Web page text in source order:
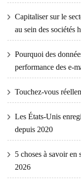
Capitaliser sur le
au sein des sociétés
Pourquoi des
performance des e-
Touchez-vous
Les États-Unis
depuis 2020
5 choses à savoir
2026